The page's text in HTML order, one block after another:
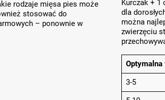
rodzaje mięsa pies może
stosować do
– ponownie w
Kurczak + 1
dla
można
zwierzęciu
3-5